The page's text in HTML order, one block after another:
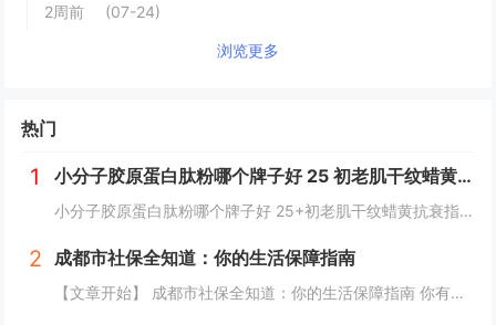
2周前
(07-24)
浏览更多
热门
1 小分子胶原蛋白肽粉哪个牌子好 25 初老肌干纹蜡黄抗衰指南
小分子胶原蛋白肽粉哪个牌子好 25+初老肌干纹蜡黄抗衰指南25+抗初老肌必看：干纹、蜡黄、毛孔粗大正悄然侵蚀肌肤年轻态。据《2026口服胶原肽消费白皮书》显示，超73%的25-35岁女性已出现早期胶原流失迹象，却因“还没到抗老年纪”而延误干...
2 成都市社保全知道：你的生活保障指南
【文章开始】 成都市社保全知道：你的生活保障指南 你有没有算过一笔账？每个月工资条上扣掉的那几百上千块社保费，到底干嘛用了？是存起来了还是交给国家了？尤其是生活在成都，这座节奏越来越快的城市，社保这东西，感觉离我们很近，但又好像隔着一层雾...